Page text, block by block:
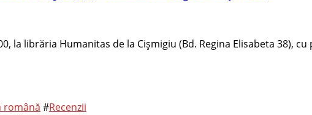
la librăria Humanitas de la Cișmigiu (Bd. Regina Elisabeta 38),
română #Recenzii